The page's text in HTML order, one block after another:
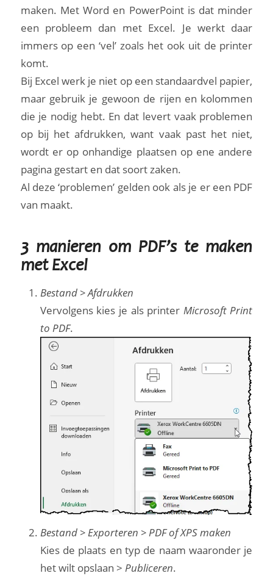
maken. Met Word en PowerPoint is dat minder
een probleem dan met Excel. Je werkt daar
immers op een ‘vel’ zoals het ook uit de printer
komt.
Bij Excel werk je niet op een standaardvel papier,
maar gebruik je gewoon de rijen en kolommen
die je nodig hebt. En dat levert vaak problemen
op bij het afdrukken, want vaak past het niet,
wordt er op onhandige plaatsen op ene andere
pagina gestart en dat soort zaken.
Al deze ‘problemen’ gelden ook als je er een PDF
van maakt.
3 manieren om PDF’s te maken
met Excel
Bestand > Afdrukken
Vervolgens kies je als printer Microsoft Print
to PDF.
Bestand > Exporteren > PDF of XPS maken
Kies de plaats en typ de naam waaronder je
het wilt opslaan > Publiceren.